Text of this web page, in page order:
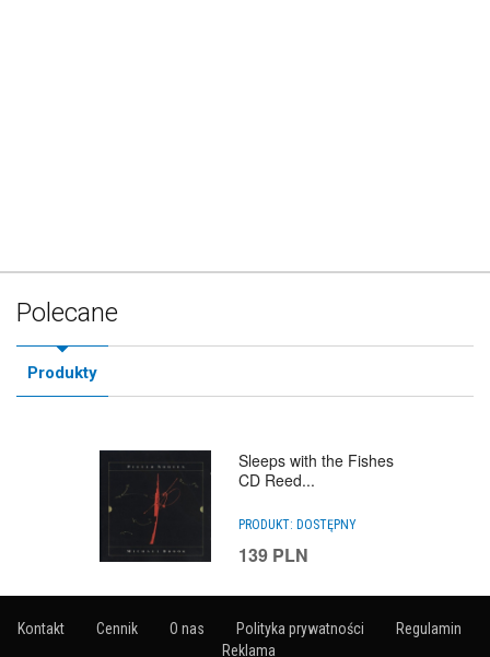
Polecane
Produkty
Sleeps with the Fishes
CD Reed...
PRODUKT: DOSTĘPNY
139 PLN
Kontakt Cennik O nas Polityka prywatności
Regulamin
Reklama